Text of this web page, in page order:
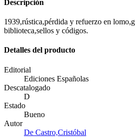
Descripción
1939,rústica,pérdida y refuerzo en
biblioteca,sellos y códigos.
Detalles del producto
Editorial
Ediciones Españolas
Descatalogado
D
Estado
Bueno
Autor
De Castro,Cristóbal